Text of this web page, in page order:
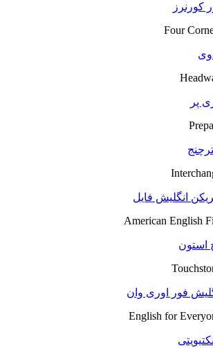
کورنرز
Four
پر
انگلیش فایل
American English
استون
فور اوری وان
English for